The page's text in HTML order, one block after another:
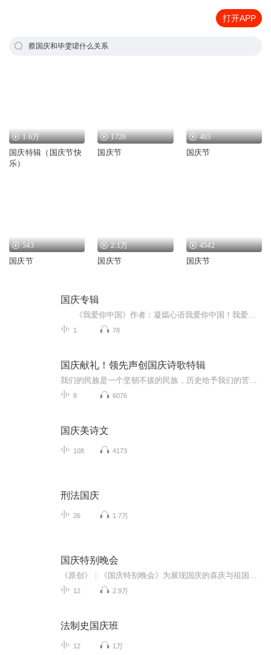
打开APP
蔡国庆和毕雯珺什么关系
1.6万
国庆特辑（国庆节快
乐）
1726
国庆节
465
国庆节
543
国庆节
2.1万
国庆节
4542
国庆节
国庆专辑
1 78
国庆献礼！领先声创国庆诗歌特辑
8 6076
国庆美诗文
108 4173
刑法国庆
26 1.7万
国庆特别晚会
12 2.9万
法制史国庆班
12 1万